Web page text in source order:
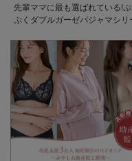
先輩ママに最も選ばれている!ぷ
ぷくダブルガーゼパジャマシリ